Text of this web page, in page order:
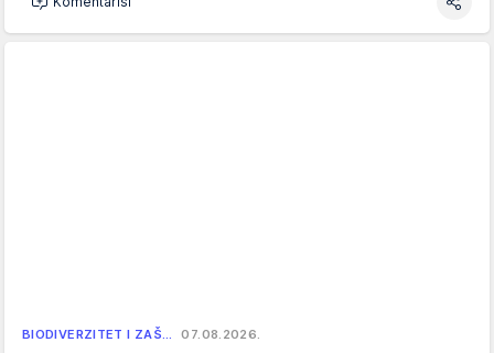
BIODIVERZITET I ZAŠ… 07.08.2026.